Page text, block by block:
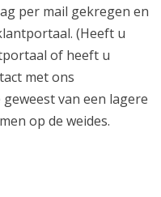
per mail gekregen en
(Heeft u
of heeft u
met ons
van een lagere
op de weides.